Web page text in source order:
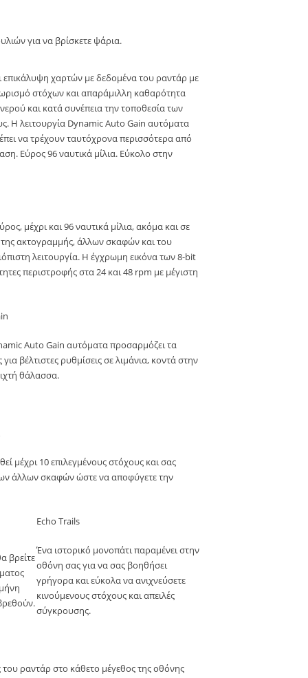
για να βρίσκετε ψάρια.
επικάλυψη χαρτών με δεδομένα του ραντάρ με
στόχων και απαράμιλλη καθαρότητα
και κατά συνέπεια την τοποθεσία των
Η λειτουργία Dynamic Auto Gain αυτόματα
να τρέχουν ταυτόχρονα περισσότερα από
Εύρος 96 ναυτικά μίλια. Εύκολο στην
μέχρι και 96 ναυτικά μίλια, ακόμα και σε
της ακτογραμμής, άλλων σκαφών και του
λειτουργία. Η έγχρωμη εικόνα των 8-bit
περιστροφής στα 24 και 48 rpm με μέγιστη
Auto Gain αυτόματα προσαρμόζει τα
βέλτιστες ρυθμίσεις σε λιμάνια, κοντά στην
θάλασσα.
μέχρι 10 επιλεγμένους στόχους και σας
άλλων σκαφών ώστε να αποφύγετε την
βρείτε
Echo Trails
Ένα ιστορικό μονοπάτι παραμένει στην
οθόνη σας για να σας βοηθήσει
γρήγορα και εύκολα να ανιχνεύσετε
κινούμενους στόχους και απειλές
σύγκρουσης.
ραντάρ στο κάθετο μέγεθος της οθόνης